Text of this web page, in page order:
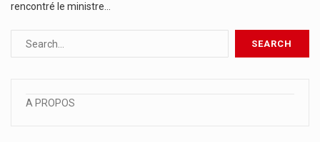
rencontré le ministre…
A PROPOS